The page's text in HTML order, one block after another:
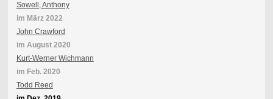
Sowell, Anthony
im März 2022
John Crawford
im August 2020
Kurt-Werner Wichmann
im Feb. 2020
Todd Reed